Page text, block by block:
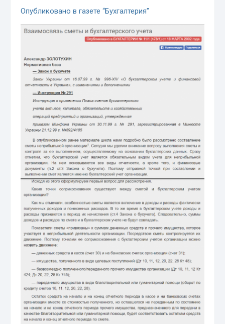
Опубликовано в газете “Бухгалтерия”